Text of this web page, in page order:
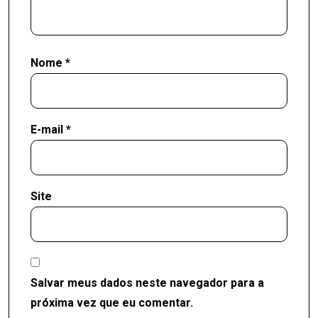
Nome *
E-mail *
Site
Salvar meus dados neste navegador para a
próxima vez que eu comentar.